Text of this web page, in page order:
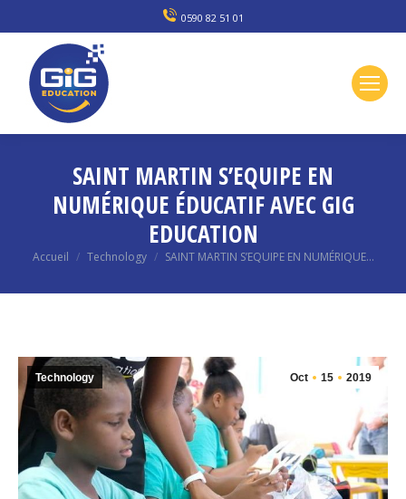
0590 82 51 01
SAINT MARTIN S’EQUIPE EN
NUMÉRIQUE ÉDUCATIF AVEC GIG
EDUCATION
Vous êtes ici :
Accueil Technology SAINT MARTIN S’EQUIPE EN NUMÉRIQUE…
Oct 15 2019
Technology